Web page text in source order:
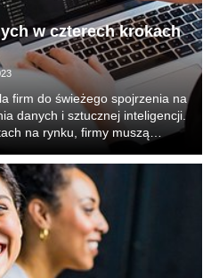
w czterech krokach
firm do świeżego spojrzenia na
danych i sztucznej inteligencji.
na rynku, firmy muszą